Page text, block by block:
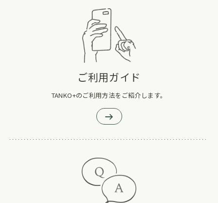
ご利用ガイド
TANKO+のご利用方法をご紹介します。